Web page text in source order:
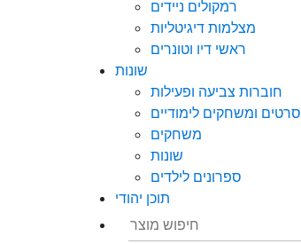
רמקולים ניידים
מצלמות דיגיטליות
ראשי דיו וטונרים
שונות
חוברות צביעה ופעילות
סרטים ומשחקים לימודיים
משחקים
שונות
ספרונים לילדים
תוכן יהודי